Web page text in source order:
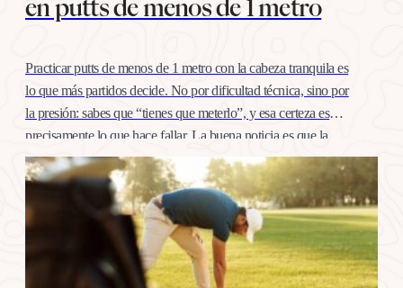
en putts de menos de 1 metro
Practicar putts de menos de 1 metro con la cabeza tranquila es
lo que más partidos decide. No por dificultad técnica, sino por
la presión: sabes que “tienes que meterlo”, y esa certeza es
precisamente lo que hace fallar. La buena noticia es que la
confianza en esta distancia se entrena igual que cualquier
otro…